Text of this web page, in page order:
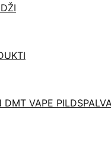
VAPE